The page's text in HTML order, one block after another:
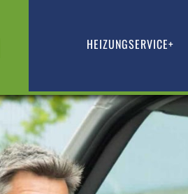
HEIZUNGSERVICE+